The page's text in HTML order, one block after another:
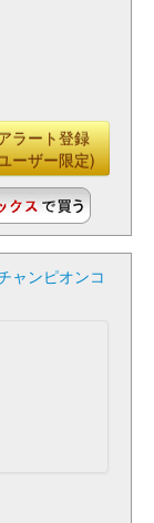
ラート登録
ーザー限定)
ャンピオンコ